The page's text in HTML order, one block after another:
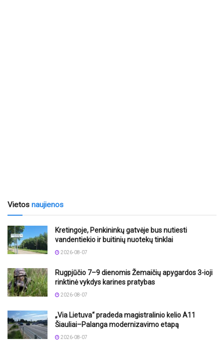
Vietos naujienos
Kretingoje, Penkininkų gatvėje bus nutiesti
vandentiekio ir buitinių nuotekų tinklai
2026-08-07
Rugpjūčio 7–9 dienomis Žemaičių apygardos 3-ioji
rinktinė vykdys karines pratybas
2026-08-07
„Via Lietuva“ pradeda magistralinio kelio A11
Šiauliai–Palanga modernizavimo etapą
2026-08-07